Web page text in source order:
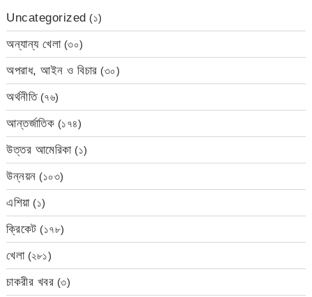
Uncategorized (১)
অন্যান্য খেলা(৩০)
অপরাধ, আইন ও বিচার (৩০)
অর্থনীতি(৭৬)
আন্তর্জাতিক (১৭৪)
উত্তর আমেরিকা(১)
উন্নয়ন (১০৩)
এশিয়া(১)
ক্রিকেট (১৭৮)
খেলা(২৮১)
চাকরীর খবর (৩)